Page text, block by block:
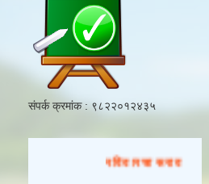
संपर्क क्रमांक : ९८२२०१२४३५
रविवारचा सराव